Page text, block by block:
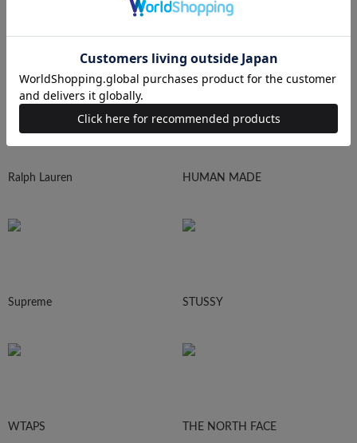
N.HOOLYWOOD Needles
Ralph Lauren HUMAN MADE
Supreme STUSSY
WTAPS THE NORTH FACE